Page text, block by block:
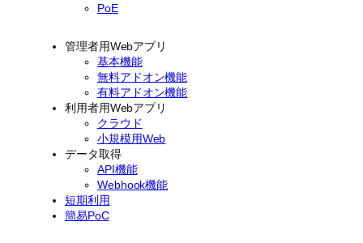
PoE
管理者用Webアプリ
基本機能
無料アドオン機能
有料アドオン機能
利用者用Webアプリ
クラウド
小規模用Web
データ取得
API機能
Webhook機能
短期利用
簡易PoC